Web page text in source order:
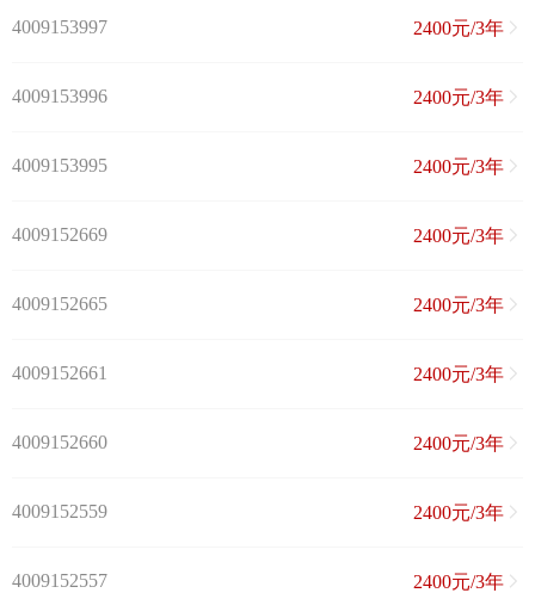
4009153997 2400元/3年
4009153996 2400元/3年
4009153995 2400元/3年
4009152669 2400元/3年
4009152665 2400元/3年
4009152661 2400元/3年
4009152660 2400元/3年
4009152559 2400元/3年
4009152557 2400元/3年